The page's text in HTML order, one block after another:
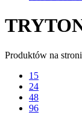
Produktów na
15
24
48
96